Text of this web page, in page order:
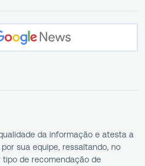
da informação e atesta a
sua equipe, ressaltando, no
de recomendação de